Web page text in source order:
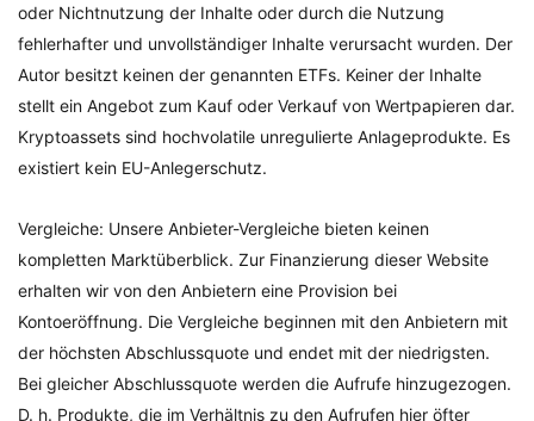
oder Nichtnutzung der Inhalte oder durch die Nutzung
fehlerhafter und unvollständiger Inhalte verursacht wurden. Der
Autor besitzt keinen der genannten ETFs. Keiner der Inhalte
stellt ein Angebot zum Kauf oder Verkauf von Wertpapieren dar.
Kryptoassets sind hochvolatile unregulierte Anlageprodukte. Es
existiert kein EU-Anlegerschutz.
Vergleiche: Unsere Anbieter-Vergleiche bieten keinen
kompletten Marktüberblick. Zur Finanzierung dieser Website
erhalten wir von den Anbietern eine Provision bei
Kontoeröffnung. Die Vergleiche beginnen mit den Anbietern mit
der höchsten Abschlussquote und endet mit der niedrigsten.
Bei gleicher Abschlussquote werden die Aufrufe hinzugezogen.
D. h. Produkte, die im Verhältnis zu den Aufrufen hier öfter